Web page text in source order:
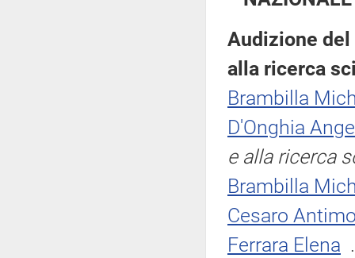
Audizione
alla ricerca
Brambilla
D'Onghia
e alla ricerca
Brambilla
Cesaro
Ferrara Elena